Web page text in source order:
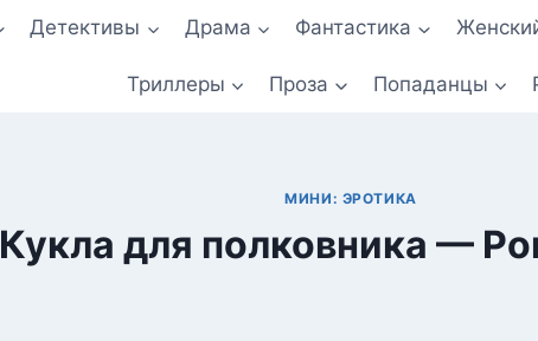
Детективы Драма Фантастика
Триллеры Проза Попаданцы
МИНИ: ЭРОТИКА
Кукла для полковника —